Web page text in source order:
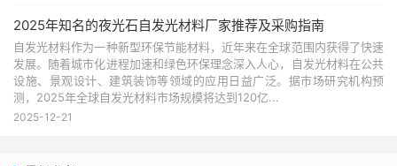
2025年知名的夜光石自发光材料厂家推荐及采购指南
自发光材料作为一种新型环保节能材料，近年来在全球范围内获得了快速
发展。随着城市化进程加速和绿色环保理念深入人心，自发光材料在公共
设施、景观设计、建筑装饰等领域的应用日益广泛。据市场研究机构预
测，2025年全球自发光材料市场规模将达到120亿...
2025-12-21